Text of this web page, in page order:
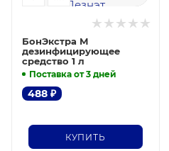
БонЭкстра М
дезинфицирующее
средство 1 л
Поставка от 3 дней
488 ₽
КУПИТЬ